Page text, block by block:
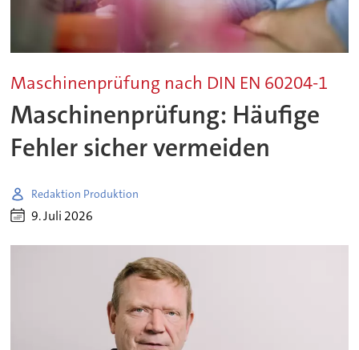
Maschinenprüfung nach DIN EN 60204-1
Maschinenprüfung: Häufige
Fehler sicher vermeiden
Redaktion Produktion
9. Juli 2026